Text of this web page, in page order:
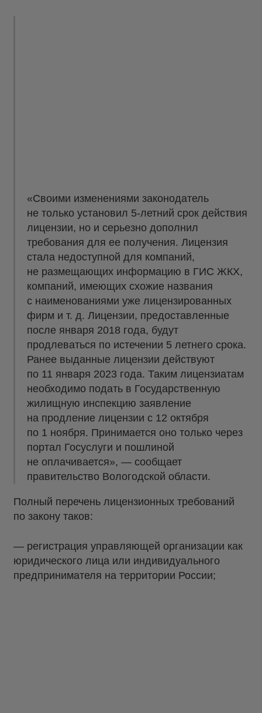
«Своими изменениями законодатель
не только установил 5-летний срок действия
лицензии, но и серьезно дополнил
требования для ее получения. Лицензия
стала недоступной для компаний,
не размещающих информацию в ГИС ЖКХ,
компаний, имеющих схожие названия
с наименованиями уже лицензированных
фирм и т. д. Лицензии, предоставленные
после января 2018 года, будут
продлеваться по истечении 5 летнего срока.
Ранее выданные лицензии действуют
по 11 января 2023 года. Таким лицензиатам
необходимо подать в Государственную
жилищную инспекцию заявление
на продление лицензии с 12 октября
по 1 ноября. Принимается оно только через
портал Госуслуги и пошлиной
не оплачивается», — сообщает
правительство Вологодской области.
Полный перечень лицензионных требований
по закону таков:
— регистрация управляющей организации как
юридического лица или индивидуального
предпринимателя на территории России;